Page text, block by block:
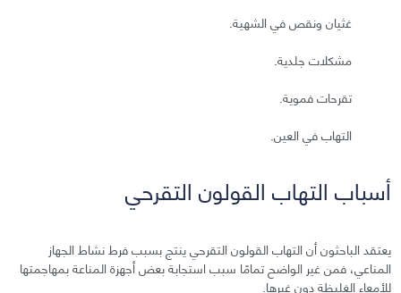
غثيان ونقص في الشهية.
مشكلات جلدية.
تقرحات فموية.
التهاب في العين.
أسباب التهاب القولون التقرحي
يعتقد الباحثون أن التهاب القولون التقرحي ينتج بسبب فرط نشاط الجهاز
المناعي، فمن غير الواضح تمامًا سبب استجابة بعض أجهزة المناعة بمهاجمتها
للأمعاء الغليظة دون غيرها.